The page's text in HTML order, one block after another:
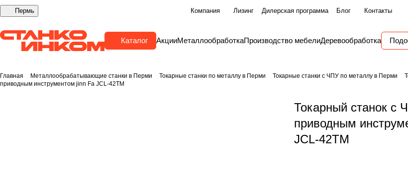
Пермь Компания Лизинг Дилерская программа Блог Контакты
Каталог АкцииМеталлообработкаПроизводство мебелиДеревообработка
Главная Металлообрабатывающие станки в Перми Токарные станки по металлу в Перми Токарные станки с ЧПУ по металлу в Перми
приводным инструментом jinn Fa JCL-42TM
Токарный станок с
приводным
JCL-42TM